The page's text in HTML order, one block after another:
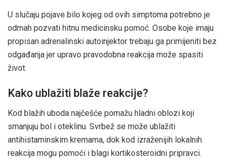
U slučaju pojave bilo kojeg od ovih simptoma potrebno je
odmah pozvati hitnu medicinsku pomoć. Osobe koje imaju
propisan adrenalinski autoinjektor trebaju ga primijeniti bez
odgađanja jer upravo pravodobna reakcija može spasiti
život.
Kako ublažiti blaže reakcije?
Kod blažih uboda najčešće pomažu hladni oblozi koji
smanjuju bol i oteklinu. Svrbež se može ublažiti
antihistaminskim kremama, dok kod izraženijih lokalnih
reakcija mogu pomoći i blagi kortikosteroidni pripravci.